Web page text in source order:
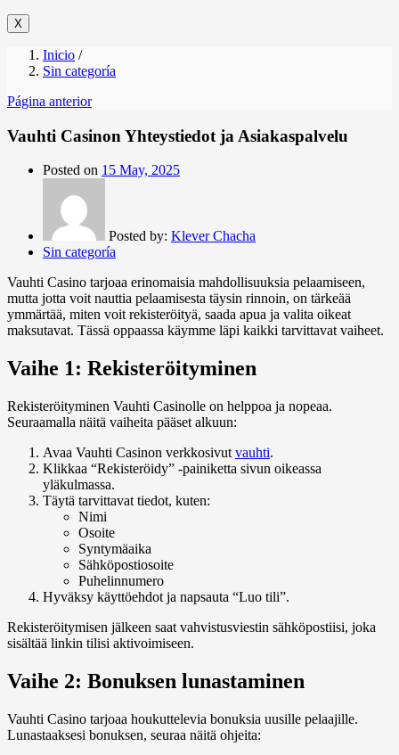
X
Inicio /
Sin categoría
Página anterior
Vauhti Casinon Yhteystiedot ja Asiakaspalvelu
Posted on 15 May, 2025
Posted by: Klever Chacha
Sin categoría
Vauhti Casino tarjoaa erinomaisia mahdollisuuksia pelaamiseen,
mutta jotta voit nauttia pelaamisesta täysin rinnoin, on tärkeää
ymmärtää, miten voit rekisteröityä, saada apua ja valita oikeat
maksutavat. Tässä oppaassa käymme läpi kaikki tarvittavat vaiheet.
Vaihe 1: Rekisteröityminen
Rekisteröityminen Vauhti Casinolle on helppoa ja nopeaa.
Seuraamalla näitä vaiheita pääset alkuun:
Avaa Vauhti Casinon verkkosivut vauhti.
Klikkaa “Rekisteröidy” -painiketta sivun oikeassa
yläkulmassa.
Täytä tarvittavat tiedot, kuten:
Nimi
Osoite
Syntymäaika
Sähköpostiosoite
Puhelinnumero
Hyväksy käyttöehdot ja napsauta “Luo tili”.
Rekisteröitymisen jälkeen saat vahvistusviestin sähköpostiisi, joka
sisältää linkin tilisi aktivoimiseen.
Vaihe 2: Bonuksen lunastaminen
Vauhti Casino tarjoaa houkuttelevia bonuksia uusille pelaajille.
Lunastaaksesi bonuksen, seuraa näitä ohjeita: